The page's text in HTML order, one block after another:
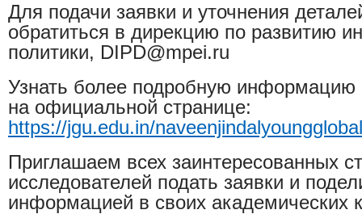
Для подачи заявки и уточнения
обратиться в дирекцию по развитию
политики, DIPD@mpei.ru
Узнать более подробную
на официальной странице:
https://jgu.edu.in/
Приглашаем всех заинтересованных
исследователей подать заявки и
информацией в своих академических